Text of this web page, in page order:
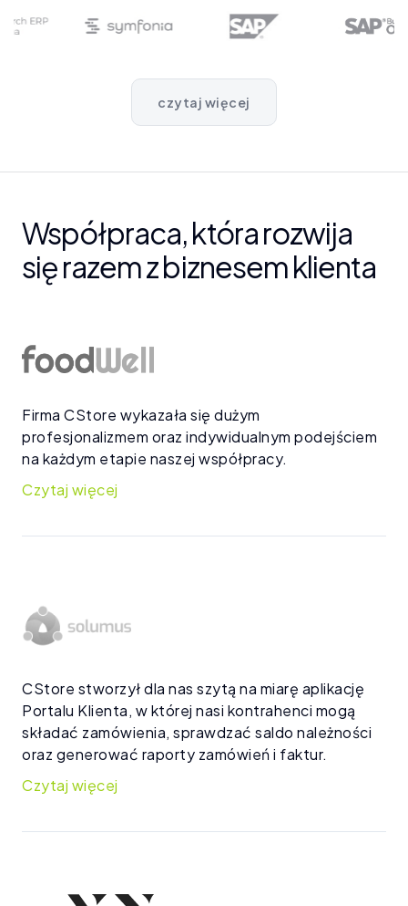
czytaj więcej
Współpraca, która rozwija
się razem z biznesem klienta
Firma CStore wykazała się dużym
profesjonalizmem oraz indywidualnym podejściem
na każdym etapie naszej współpracy.
CStore stworzył dla nas szytą na miarę aplikację
Portalu Klienta, w której nasi kontrahenci mogą
składać zamówienia, sprawdzać saldo należności
oraz generować raporty zamówień i faktur.